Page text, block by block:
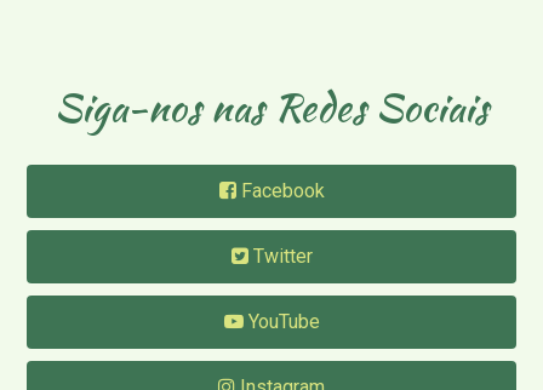
Siga-nos nas Redes Sociais
Facebook
Twitter
YouTube